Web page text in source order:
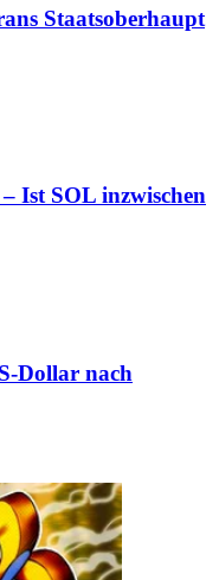
Staatsoberhaupt
Ist SOL inzwischen
Dollar nach